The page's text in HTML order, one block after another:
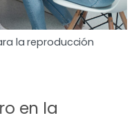
la reproducción
en la